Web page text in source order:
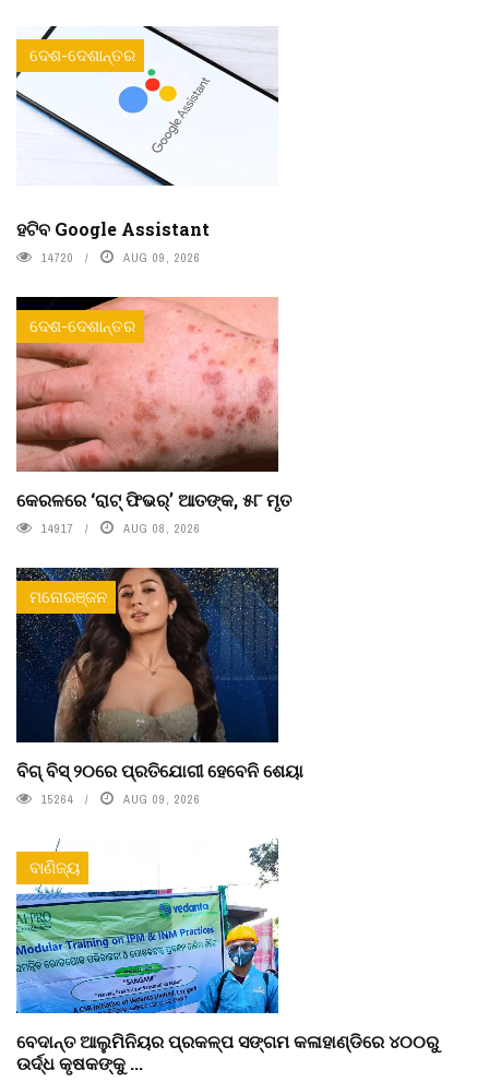
ଦେଶ-ଦେଶାନ୍ତର
ହଟିବ Google Assistant
14720 AUG 09, 2026
ଦେଶ-ଦେଶାନ୍ତର
କେରଳରେ ‘ରାଟ୍ ଫିଭର୍’ ଆତଙ୍କ, ୫୮ ମୃତ
14917 AUG 08, 2026
ମନୋରଞ୍ଜନ
ବିଗ୍ ବିସ୍ ୨୦ରେ ପ୍ରତିଯୋଗୀ ହେବେନି ଶେୟା
15264 AUG 09, 2026
ବାଣିଜ୍ୟ
ବେଦାନ୍ତ ଆଲୁମିନିୟର ପ୍ରକଳ୍ପ ସଙ୍ଗମ କଳାହାଣ୍ଡିରେ ୪୦୦ରୁ
ଉର୍ଦ୍ଧ କୃଷକଙ୍କୁ ...